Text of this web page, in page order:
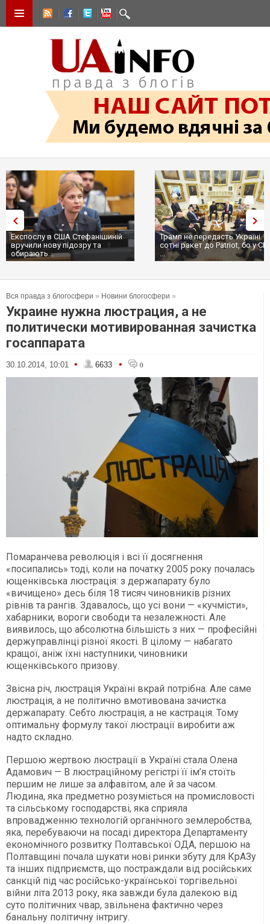
Експослу в США Стефанішиній
вручили нову підозру та
обирають...
Трамп не передасть Україні
сотні ракет до Patriot, бо у
...
Вся правда з блогосфери » Новини блогосфери »
Украине нужна люстрация, а не
политически мотивированная зачистка
госаппарата
30.10.2014, 10:01 • 6633 • 0
Помаранчева революція і всі її досягнення
«посипались» тоді, коли на початку 2005 року почалась
ющенківська люстрація: з держапарату було
«вичищено» десь біля 18 тисяч чиновників різних
рівнів та рангів. Здавалось, що усі вони — «кучмісти»,
хабарники, вороги свободи та незалежності. Але
виявилось, що абсолютна більшість з них — професійні
держуправлінці різної якості. В цілому — набагато
кращої, аніж їхні наступники, чиновники
ющенківського призову.
Звісна річ, люстрація Україні вкрай потрібна. Але саме
люстрація, а не політично вмотивована зачистка
держапарату. Себто люстрація, а не кастрація. Тому
оптимальну формулу такої люстрації виробити аж
надто складно.
Першою жертвою люстрації в Україні стала Олена
Адамович — В люстраційному регістрі її ім’я стоїть
першим не лише за алфавітом, але й за часом.
Людина, яка предметно розуміється на промисловості
та сільському господарстві, яка сприяла
впровадженню технологій органічного землеробства,
яка, перебуваючи на посаді директора Департаменту
економічного розвитку Полтавської ОДА, першою на
Полтавщині почала шукати нові ринки збуту для КрАЗу
та інших підприємств, що постраждали від російських
санкцій під час російсько-української торгівельної
війни літа 2013 року, яка завжди була далекою від
суто політичних чвар, звільнена фактично через
банальну політичну інтригу.